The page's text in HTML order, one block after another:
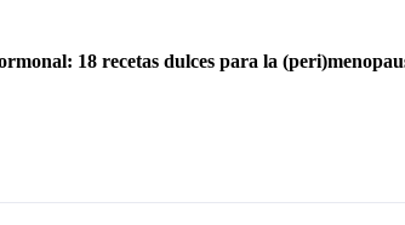
18 recetas dulces para la